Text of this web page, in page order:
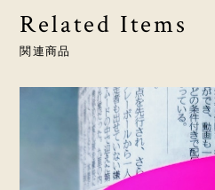
Related Items
関連商品